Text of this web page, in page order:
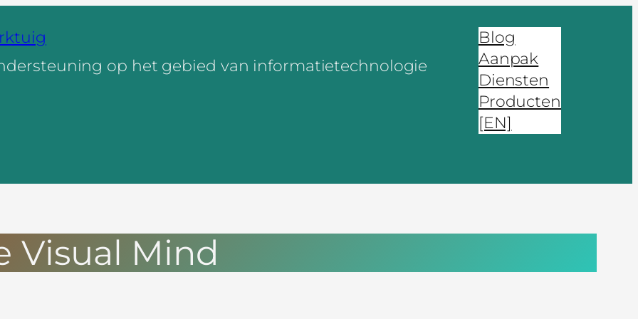
op het gebied van informatietechnologie
Blog
Aanpak
Diensten
Producten
[EN]
Visual Mind